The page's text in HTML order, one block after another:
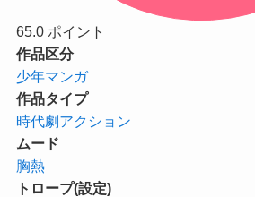
65.0 ポイント
作品区分
少年マンガ
作品タイプ
時代劇アクション
ムード
胸熱
トロープ(設定)